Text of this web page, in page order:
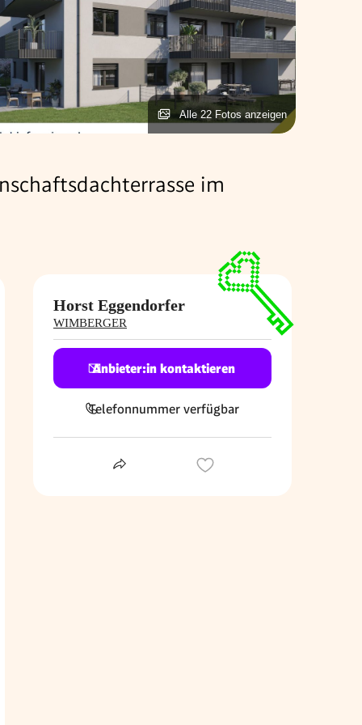
Alle 22 Fotos anzeigen
im
Horst Eggendorfer
WIMBERGER
Anbieter:in kontaktieren
Telefonnummer verfügbar